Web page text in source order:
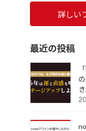
詳しい
最近の投稿